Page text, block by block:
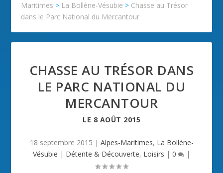
Maritimes > La Bollène-Vésubie > Chasse au Trésor
dans le Parc National du Mercantour
CHASSE AU TRÉSOR DANS
LE PARC NATIONAL DU
MERCANTOUR
LE 8 AOÛT 2015
18 septembre 2015 | Alpes-Maritimes, La Bollène-
Vésubie | Détente & Découverte, Loisirs | 0 |